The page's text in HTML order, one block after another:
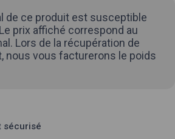
de ce produit est susceptible
prix affiché correspond au
Lors de la récupération de
nous vous facturerons le poids
sécurisé